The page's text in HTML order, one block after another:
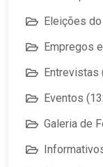
Eleições do
Empregos
Entrevistas
Eventos
Galeria de